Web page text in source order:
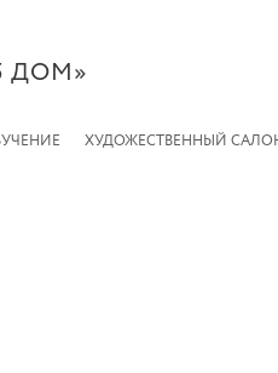
ДОМ»
ХУДОЖЕСТВЕННЫЙ